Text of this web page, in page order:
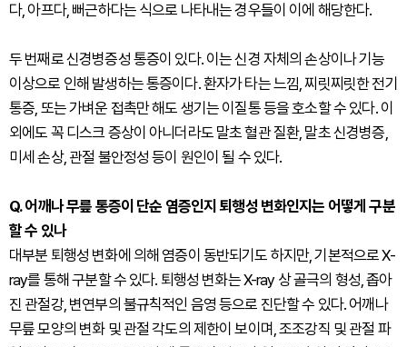
다, 아프다, 뻐근하다는 식으로 나타내는 경우들이 이에 해당한다.
두 번째로 신경병증성 통증이 있다. 이는 신경 자체의 손상이나 기능
이상으로 인해 발생하는 통증이다. 환자가 타는 느낌, 찌릿찌릿한 전기
통증, 또는 가벼운 접촉만 해도 생기는 이질통 등을 호소할 수 있다. 이
외에도 꼭 디스크 증상이 아니더라도 말초 혈관 질환, 말초 신경병증,
미세 손상, 관절 불안정성 등이 원인이 될 수 있다.
Q. 어깨나 무릎 통증이 단순 염증인지 퇴행성 변화인지는 어떻게 구분
할 수 있나
대부분 퇴행성 변화에 의해 염증이 동반되기도 하지만, 기본적으로 X-
ray를 통해 구분할 수 있다. 퇴행성 변화는 X-ray 상 골극의 형성, 좁아
진 관절강, 변연부의 불규칙적인 음영 등으로 진단할 수 있다. 어깨나
무릎 모양의 변화 및 관절 각도의 제한이 보이며, 조조강직 및 관절 파